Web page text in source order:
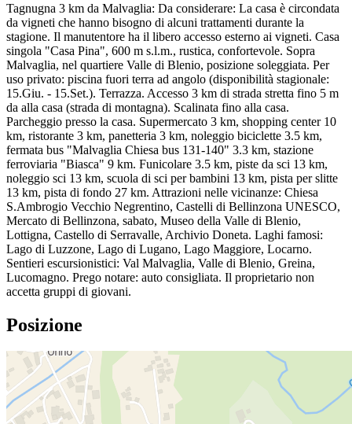
Tagnugna 3 km da Malvaglia: Da considerare: La casa è circondata
da vigneti che hanno bisogno di alcuni trattamenti durante la
stagione. Il manutentore ha il libero accesso esterno ai vigneti. Casa
singola "Casa Pina", 600 m s.l.m., rustica, confortevole. Sopra
Malvaglia, nel quartiere Valle di Blenio, posizione soleggiata. Per
uso privato: piscina fuori terra ad angolo (disponibilità stagionale:
15.Giu. - 15.Set.). Terrazza. Accesso 3 km di strada stretta fino 5 m
da alla casa (strada di montagna). Scalinata fino alla casa.
Parcheggio presso la casa. Supermercato 3 km, shopping center 10
km, ristorante 3 km, panetteria 3 km, noleggio biciclette 3.5 km,
fermata bus "Malvaglia Chiesa bus 131-140" 3.3 km, stazione
ferroviaria "Biasca" 9 km. Funicolare 3.5 km, piste da sci 13 km,
noleggio sci 13 km, scuola di sci per bambini 13 km, pista per slitte
13 km, pista di fondo 27 km. Attrazioni nelle vicinanze: Chiesa
S.Ambrogio Vecchio Negrentino, Castelli di Bellinzona UNESCO,
Mercato di Bellinzona, sabato, Museo della Valle di Blenio,
Lottigna, Castello di Serravalle, Archivio Doneta. Laghi famosi:
Lago di Luzzone, Lago di Lugano, Lago Maggiore, Locarno.
Sentieri escursionistici: Val Malvaglia, Valle di Blenio, Greina,
Lucomagno. Prego notare: auto consigliata. Il proprietario non
accetta gruppi di giovani.
Posizione